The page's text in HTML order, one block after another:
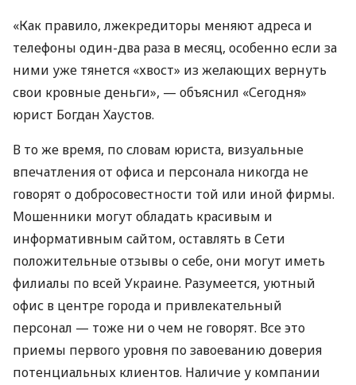
«Как правило, лжекредиторы меняют адреса и
телефоны один-два раза в месяц, особенно если за
ними уже тянется «хвост» из желающих вернуть
свои кровные деньги», — объяснил «Сегодня»
юрист Богдан Хаустов.
В то же время, по словам юриста, визуальные
впечатления от офиса и персонала никогда не
говорят о добросовестности той или иной фирмы.
Мошенники могут обладать красивым и
информативным сайтом, оставлять в Сети
положительные отзывы о себе, они могут иметь
филиалы по всей Украине. Разумеется, уютный
офис в центре города и привлекательный
персонал — тоже ни о чем не говорят. Все это
приемы первого уровня по завоеванию доверия
потенциальных клиентов. Наличие у компании